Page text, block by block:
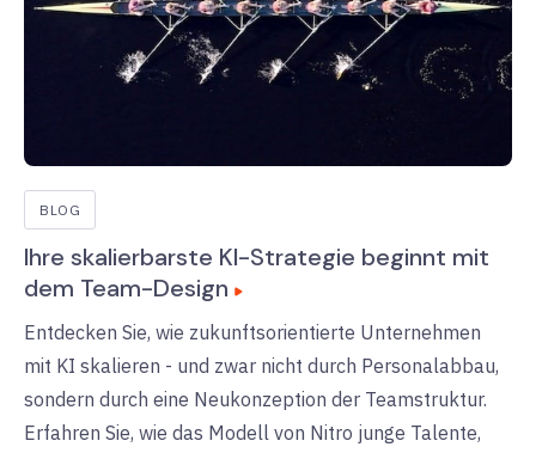
BLOG
Ihre skalierbarste KI-Strategie beginnt mit
dem Team-Design
Entdecken Sie, wie zukunftsorientierte Unternehmen
mit KI skalieren - und zwar nicht durch Personalabbau,
sondern durch eine Neukonzeption der Teamstruktur.
Erfahren Sie, wie das Modell von Nitro junge Talente,